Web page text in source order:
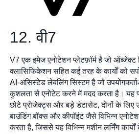
12. वी7
V7 एक इमेज एनोटेशन प्लेटफ़ॉर्म है जो
क्लासिफिकेशन सहित कई तरह के कार्यों को
AI-असिस्टेड लेबलिंग सिस्टम है जो
कुशलता से एनोटेट करने में मदद करता है। यह
छोटे प्रोजेक्ट्स और बड़े डेटासेट, दोनों के लिए
बाउंडिंग बॉक्स और कीपॉइंट जैसे विभिन्न
करता है, जिससे यह विभिन्न मशीन लर्निंग